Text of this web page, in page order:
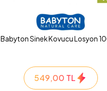
Babyton Sinek Kovucu Losyon
549,00 TL